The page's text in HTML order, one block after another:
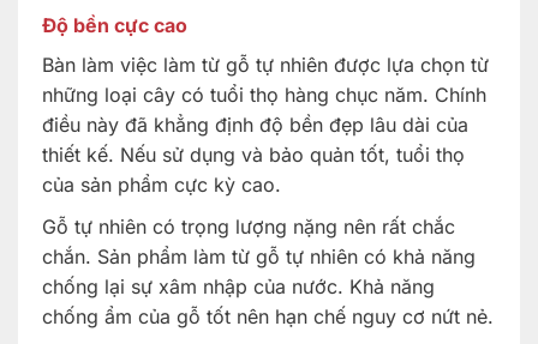
Độ bền cực cao
Bàn làm việc làm từ gỗ tự nhiên được lựa chọn từ
những loại cây có tuổi thọ hàng chục năm. Chính
điều này đã khẳng định độ bền đẹp lâu dài của
thiết kế. Nếu sử dụng và bảo quản tốt, tuổi thọ
của sản phẩm cực kỳ cao.
Gỗ tự nhiên có trọng lượng nặng nên rất chắc
chắn. Sản phẩm làm từ gỗ tự nhiên có khả năng
chống lại sự xâm nhập của nước. Khả năng
chống ẩm của gỗ tốt nên hạn chế nguy cơ nứt nẻ.